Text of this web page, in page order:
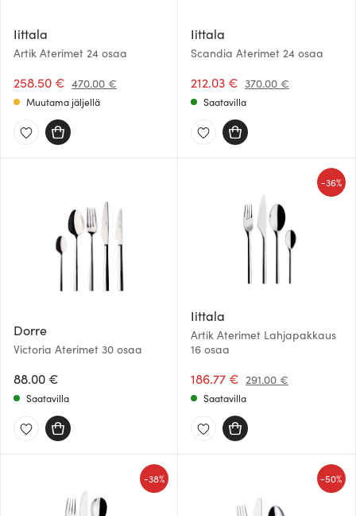
Iittala
Artik Aterimet 24 osaa
258.50 € 470.00 €
Muutama jäljellä
Iittala
Scandia Aterimet 24 osaa
212.03 € 370.00 €
Saatavilla
Dorre
Victoria Aterimet 30 osaa
88.00 €
Saatavilla
Iittala
Artik Aterimet Lahjapakkaus
16 osaa
186.77 € 291.00 €
-36%
Saatavilla
-38% -50%